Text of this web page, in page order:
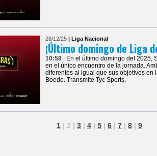
28/12/25 | Liga Nacional
¡Último domingo de Liga
10:58
| En el último domingo del
en el único encuentro de la jornada.
diferentes al igual que sus objetivos en
Boedo. Transmite Tyc Sports.
1 | 2 | 3 | 4 | 5 | 6 | 7 | 8 | 9